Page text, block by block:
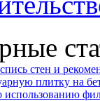
стен и
плитку на